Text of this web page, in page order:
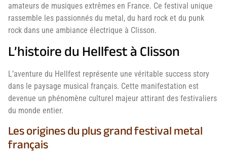
amateurs de musiques extrêmes en France. Ce festival unique
rassemble les passionnés du metal, du hard rock et du punk
rock dans une ambiance électrique à Clisson.
L’histoire du Hellfest à Clisson
L’aventure du Hellfest représente une véritable success story
dans le paysage musical français. Cette manifestation est
devenue un phénomène culturel majeur attirant des festivaliers
du monde entier.
Les origines du plus grand festival metal
français